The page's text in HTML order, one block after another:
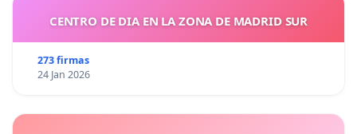
CENTRO DE DIA EN LA ZONA DE MADRID SUR
273 firmas
24 Jan 2026